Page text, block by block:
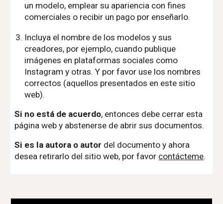
un modelo, emplear su apariencia con fines
comerciales o recibir un pago por enseñarlo.
Incluya el nombre de los modelos y sus
creadores, por ejemplo, cuando publique
imágenes en plataformas sociales como
Instagram y otras. Y por favor use los nombres
correctos (aquellos presentados en este sitio
web).
Si no está de acuerdo, entonces debe cerrar esta
página web y abstenerse de abrir sus documentos.
Si es la autora o autor del documento y ahora
desea retirarlo del sitio web, por favor contácteme.